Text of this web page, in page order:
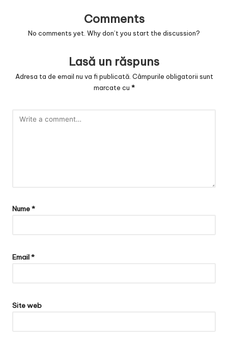
in
Comments
No comments yet. Why don’t you start the discussion?
Lasă un răspuns
Adresa ta de email nu va fi publicată. Câmpurile obligatorii sunt
marcate cu *
Nume*
Email*
Site web